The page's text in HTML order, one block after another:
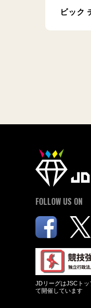
ビック
FOLLOW US ON
JDリーグはJSCト
て開催しています